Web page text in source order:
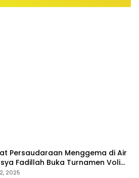
Persaudaraan Menggema di Air
Fadillah Buka Turnamen Voli
II
2025